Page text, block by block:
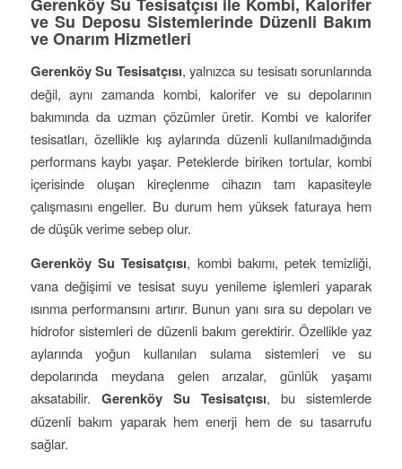
Gerenköy Su Tesisatçısı ile Kombi, Kalorifer
ve Su Deposu Sistemlerinde Düzenli Bakım
ve Onarım Hizmetleri
Gerenköy Su Tesisatçısı, yalnızca su tesisatı sorunlarında
değil, aynı zamanda kombi, kalorifer ve su depolarının
bakımında da uzman çözümler üretir. Kombi ve kalorifer
tesisatları, özellikle kış aylarında düzenli kullanılmadığında
performans kaybı yaşar. Peteklerde biriken tortular, kombi
içerisinde oluşan kireçlenme cihazın tam kapasiteyle
çalışmasını engeller. Bu durum hem yüksek faturaya hem
de düşük verime sebep olur.
Gerenköy Su Tesisatçısı, kombi bakımı, petek temizliği,
vana değişimi ve tesisat suyu yenileme işlemleri yaparak
ısınma performansını artırır. Bunun yanı sıra su depoları ve
hidrofor sistemleri de düzenli bakım gerektirir. Özellikle yaz
aylarında yoğun kullanılan sulama sistemleri ve su
depolarında meydana gelen arızalar, günlük yaşamı
aksatabilir. Gerenköy Su Tesisatçısı, bu sistemlerde
düzenli bakım yaparak hem enerji hem de su tasarrufu
sağlar.